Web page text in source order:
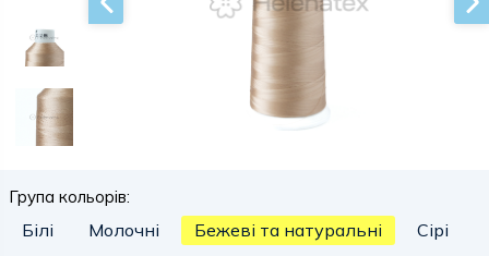
Група кольорів:
Білі Молочні Бежеві та натуральні
Сірі